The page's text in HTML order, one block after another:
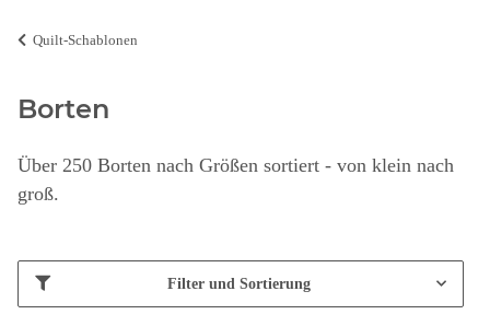
Quilt-Schablonen
Borten
Über 250 Borten nach Größen sortiert - von klein nach
groß.
Filter und Sortierung